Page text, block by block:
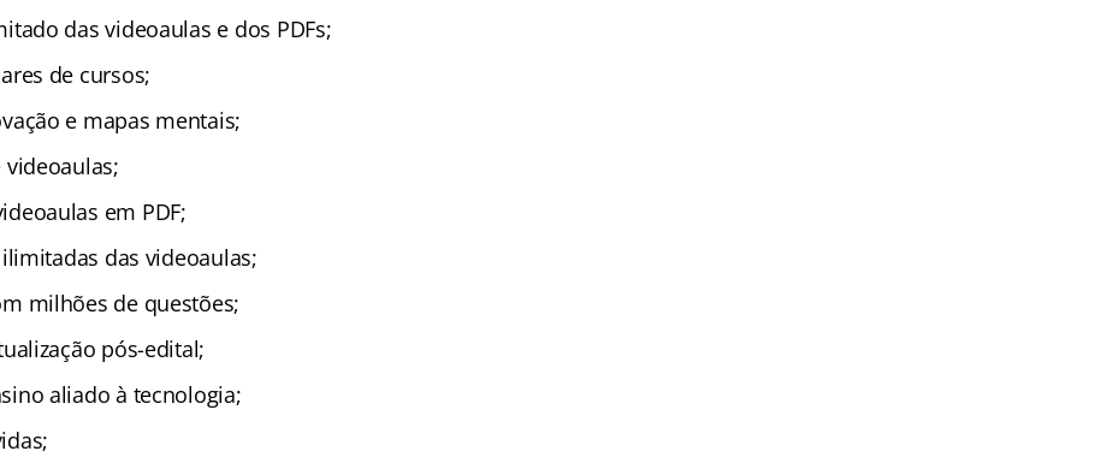
das videoaulas e dos PDFs;
de cursos;
e mapas mentais;
videoaulas;
em PDF;
das videoaulas;
milhões de questões;
pós-edital;
aliado à tecnologia;